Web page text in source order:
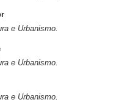
e Urbanismo.
e Urbanismo.
e Urbanismo.